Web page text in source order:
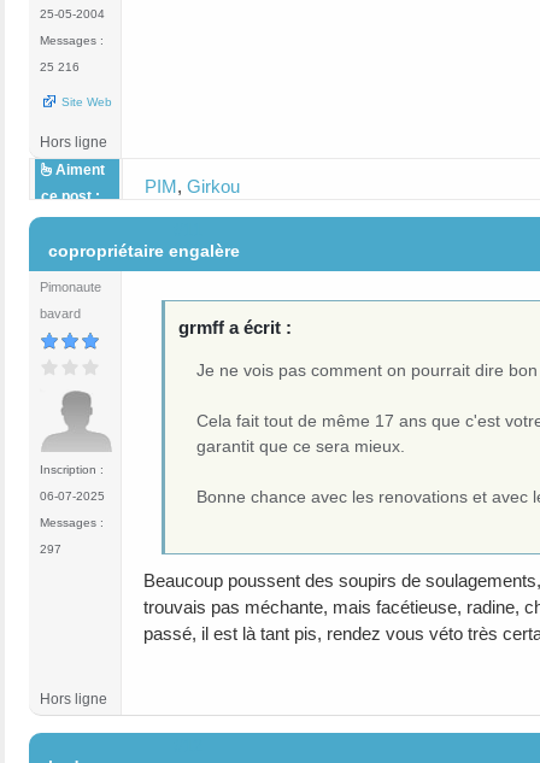
25-05-2004
Messages :
25 216
Site Web
Hors ligne
Aiment
ce post :
PIM, Girkou
copropriétaire engalère
Pimonaute
bavard
Inscription :
06-07-2025
Messages :
297
grmff a écrit :
Je ne vois pas comment on pourrait dire
Cela fait tout de même 17 ans que c'est
garantit que ce sera mieux.
Bonne chance avec les renovations et avec
Beaucoup poussent des soupirs de
trouvais pas méchante, mais facétieuse, radine,
passé, il est là tant pis, rendez vous véto très
Hors ligne